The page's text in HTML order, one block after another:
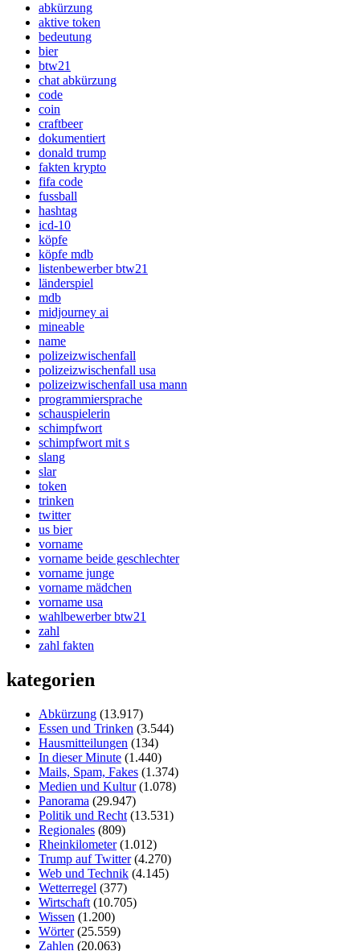
abkürzung
aktive token
bedeutung
bier
btw21
chat abkürzung
code
coin
craftbeer
dokumentiert
donald trump
fakten krypto
fifa code
fussball
hashtag
icd-10
köpfe
köpfe mdb
listenbewerber btw21
länderspiel
mdb
midjourney ai
mineable
name
polizeizwischenfall
polizeizwischenfall usa
polizeizwischenfall usa mann
programmiersprache
schauspielerin
schimpfwort
schimpfwort mit s
slang
slar
token
trinken
twitter
us bier
vorname
vorname beide geschlechter
vorname junge
vorname mädchen
vorname usa
wahlbewerber btw21
zahl
zahl fakten
kategorien
Abkürzung (13.917)
Essen und Trinken (3.544)
Hausmitteilungen (134)
In dieser Minute (1.440)
Mails, Spam, Fakes (1.374)
Medien und Kultur(1.078)
Panorama (29.947)
Politik und Recht (13.531)
Regionales (809)
Rheinkilometer(1.012)
Trump auf Twitter(4.270)
Web und Technik (4.145)
Wetterregel (377)
Wirtschaft (10.705)
Wissen (1.200)
Wörter(25.559)
Zahlen (20.063)